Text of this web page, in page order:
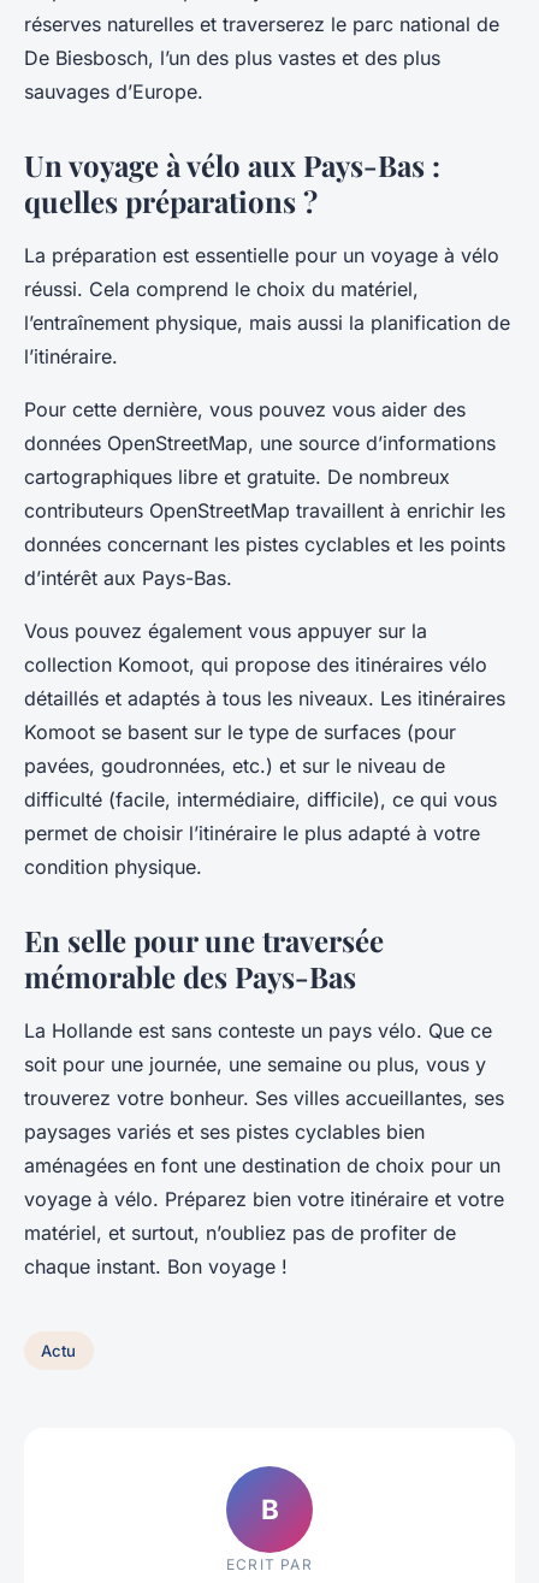
réserves naturelles et traverserez le parc national de
De Biesbosch, l’un des plus vastes et des plus
sauvages d’Europe.
Un voyage à vélo aux Pays-Bas :
quelles préparations ?
La préparation est essentielle pour un voyage à vélo
réussi. Cela comprend le choix du matériel,
l’entraînement physique, mais aussi la planification de
l’itinéraire.
Pour cette dernière, vous pouvez vous aider des
données OpenStreetMap, une source d’informations
cartographiques libre et gratuite. De nombreux
contributeurs OpenStreetMap travaillent à enrichir les
données concernant les pistes cyclables et les points
d’intérêt aux Pays-Bas.
Vous pouvez également vous appuyer sur la
collection Komoot, qui propose des itinéraires vélo
détaillés et adaptés à tous les niveaux. Les itinéraires
Komoot se basent sur le type de surfaces (pour
pavées, goudronnées, etc.) et sur le niveau de
difficulté (facile, intermédiaire, difficile), ce qui vous
permet de choisir l’itinéraire le plus adapté à votre
condition physique.
En selle pour une traversée
mémorable des Pays-Bas
La Hollande est sans conteste un pays vélo. Que ce
soit pour une journée, une semaine ou plus, vous y
trouverez votre bonheur. Ses villes accueillantes, ses
paysages variés et ses pistes cyclables bien
aménagées en font une destination de choix pour un
voyage à vélo. Préparez bien votre itinéraire et votre
matériel, et surtout, n’oubliez pas de profiter de
chaque instant. Bon voyage !
Actu
B
ECRIT PAR